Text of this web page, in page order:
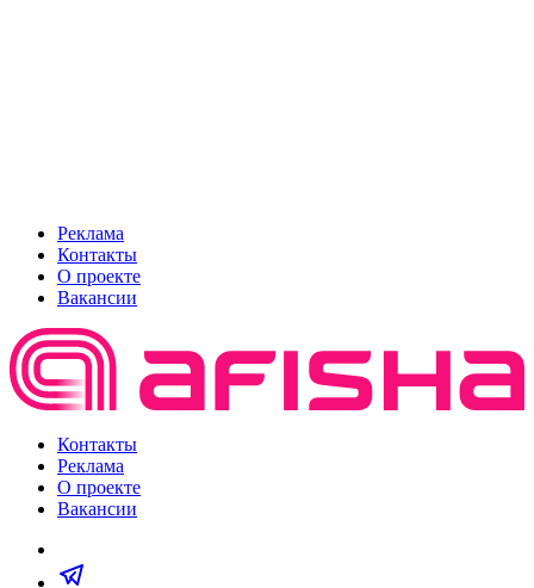
Реклама
Контакты
О проекте
Вакансии
Контакты
Реклама
О проекте
Вакансии